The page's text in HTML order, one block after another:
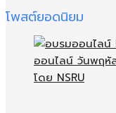
โพสต์ยอดนิยม